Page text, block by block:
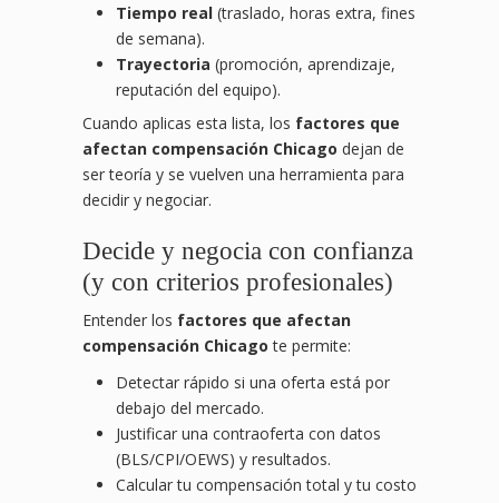
Tiempo real (traslado, horas extra, fines
de semana).
Trayectoria (promoción, aprendizaje,
reputación del equipo).
Cuando aplicas esta lista, los factores que
afectan compensación Chicago dejan de
ser teoría y se vuelven una herramienta para
decidir y negociar.
Decide y negocia con confianza
(y con criterios profesionales)
Entender los factores que afectan
compensación Chicago te permite:
Detectar rápido si una oferta está por
debajo del mercado.
Justificar una contraoferta con datos
(BLS/CPI/OEWS) y resultados.
Calcular tu compensación total y tu costo